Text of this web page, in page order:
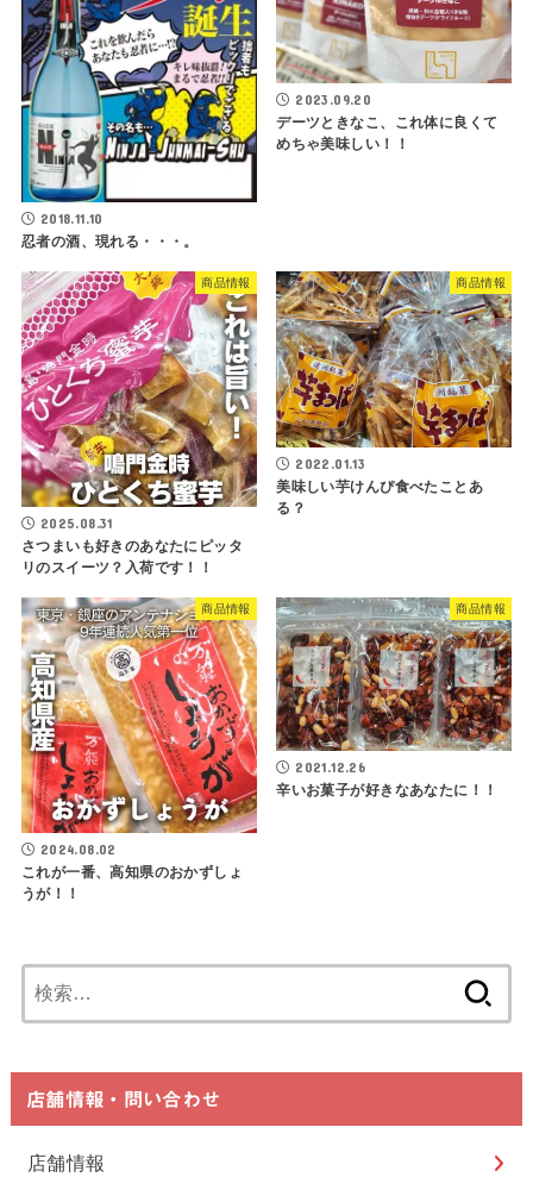
2018.11.10
忍者の酒、現れる・・・。
2023.09.20
デーツときなこ、これ体に良くて
めちゃ美味しい！！
商品情報
2025.08.31
さつまいも好きのあなたにピッタ
リのスイーツ？入荷です！！
商品情報
2022.01.13
美味しい芋けんぴ食べたことあ
る？
商品情報
2024.08.02
これが一番、高知県のおかずしょ
うが！！
商品情報
2021.12.26
辛いお菓子が好きなあなたに！！
索:
店舗情報・問い合わせ
店舗情報